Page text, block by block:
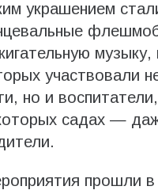
украшением
музыку,
участвовали
но и
садах —
прошли в